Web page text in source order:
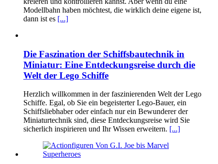
Modellbahn haben möchtest, die wirklich deine eigene ist,
dann ist es [...]
Die Faszination der Schiffsbautechnik in
Miniatur: Eine Entdeckungsreise durch die
Welt der Lego Schiffe
Herzlich willkommen in der faszinierenden Welt der Lego
Schiffe. Egal, ob Sie ein begeisterter Lego-Bauer, ein
Schiffsliebhaber oder einfach nur ein Bewunderer der
Miniaturtechnik sind, diese Entdeckungsreise wird Sie
sicherlich inspirieren und Ihr Wissen erweitern. [...]